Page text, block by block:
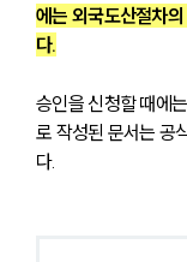
에는 외국도산절차
다.
승인을 신청할 때에
로 작성된 문서는 공
다.